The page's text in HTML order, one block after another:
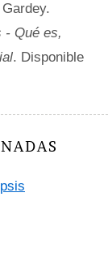
- Qué es,
. Disponible